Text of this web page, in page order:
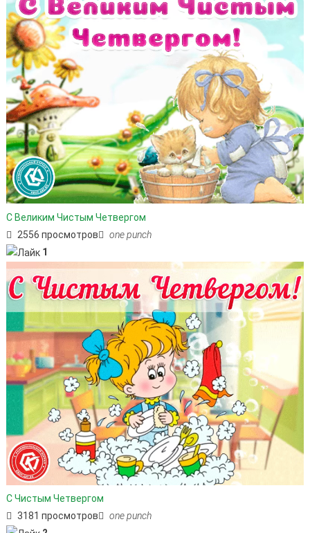
С Великим Чистым Четвергом
2556 просмотров
one punch
1
С Чистым Четвергом
3181 просмотров
one punch